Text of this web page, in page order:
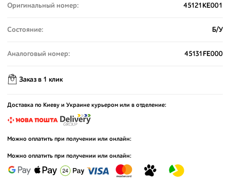
Оригинальный номер: 45121KE001
Состояние: Б/У
Аналоговый номер: 45131FE000
Заказ в 1 клик
Доставка по Киеву и Украине курьером или в отделение:
Можно оплатить при получении или онлайн:
Можно оплатить при получении или онлайн: